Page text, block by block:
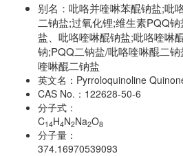
别名： 吡咯并喹啉苯醌钠盐;吡
二钠盐;过氧化锂;维生素PQQ
盐、吡咯喹啉醌钠盐;吡咯喹啉
钠;PQQ二钠盐/吡咯喹啉醌二
喹啉醌二钠盐
英文名： Pyrroloquinoline
CAS No.： 122628-50-6
分子式：
C14H4N2Na2O8
分子量：
374.16970539093